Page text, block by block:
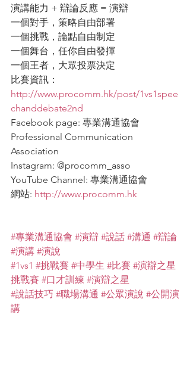
演講能力 + 辯論反應 = 演辯
一個對手，策略自由部署
一個挑戰，論點自由制定
一個舞台，任你自由發揮
一個王者，大眾投票決定
比賽資訊：
http://www.procomm.hk/post/1vs1spee
chanddebate2nd
Facebook page: 專業溝通協會
Professional Communication
Association
Instagram: @procomm_asso
YouTube Channel: 專業溝通協會
網站: http://www.procomm.hk
#專業溝通協會 #演辯 #說話 #溝通 #辯論
#演講 #演說
#1vs1 #挑戰賽 #中學生 #比賽 #演辯之星
挑戰賽 #口才訓練 #演辯之星
#說話技巧 #職場溝通 #公眾演說 #公開演
講